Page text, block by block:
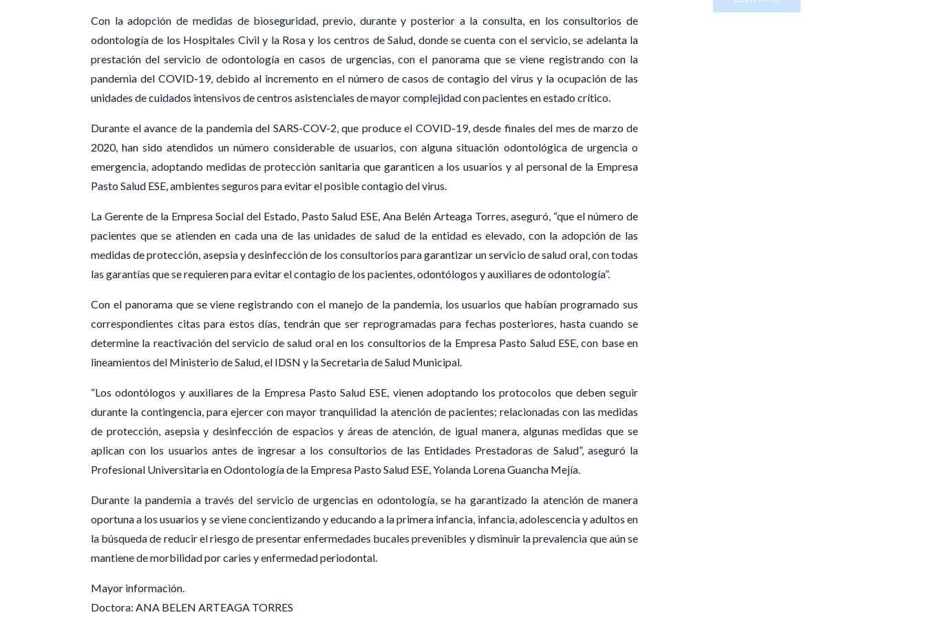
Con la adopción de medidas de bioseguridad, previo, durante y posterior a la consulta, en los consultorios de
odontología de los Hospitales Civil y la Rosa y los centros de Salud, donde se cuenta con el servicio, se adelanta la
prestación del servicio de odontología en casos de urgencias, con el panorama que se viene registrando con la
pandemia del COVID-19, debido al incremento en el número de casos de contagio del virus y la ocupación de las
unidades de cuidados intensivos de centros asistenciales de mayor complejidad con pacientes en estado crítico.
Durante el avance de la pandemia del SARS-COV-2, que produce el COVID-19, desde finales del mes de marzo de
2020, han sido atendidos un número considerable de usuarios, con alguna situación odontológica de urgencia o
emergencia, adoptando medidas de protección sanitaria que garanticen a los usuarios y al personal de la Empresa
Pasto Salud ESE, ambientes seguros para evitar el posible contagio del virus.
La Gerente de la Empresa Social del Estado, Pasto Salud ESE, Ana Belén Arteaga Torres, aseguró, “que el número de
pacientes que se atienden en cada una de las unidades de salud de la entidad es elevado, con la adopción de las
medidas de protección, asepsia y desinfección de los consultorios para garantizar un servicio de salud oral, con todas
las garantías que se requieren para evitar el contagio de los pacientes, odontólogos y auxiliares de odontología”.
Con el panorama que se viene registrando con el manejo de la pandemia, los usuarios que habían programado sus
correspondientes citas para estos días, tendrán que ser reprogramadas para fechas posteriores, hasta cuando se
determine la reactivación del servicio de salud oral en los consultorios de la Empresa Pasto Salud ESE, con base en
lineamientos del Ministerio de Salud, el IDSN y la Secretaria de Salud Municipal.
“Los odontólogos y auxiliares de la Empresa Pasto Salud ESE, vienen adoptando los protocolos que deben seguir
durante la contingencia, para ejercer con mayor tranquilidad la atención de pacientes; relacionadas con las medidas
de protección, asepsia y desinfección de espacios y áreas de atención, de igual manera, algunas medidas que se
aplican con los usuarios antes de ingresar a los consultorios de las Entidades Prestadoras de Salud”, aseguró la
Profesional Universitaria en Odontología de la Empresa Pasto Salud ESE, Yolanda Lorena Guancha Mejía.
Durante la pandemia a través del servicio de urgencias en odontología, se ha garantizado la atención de manera
oportuna a los usuarios y se viene concientizando y educando a la primera infancia, infancia, adolescencia y adultos en
la búsqueda de reducir el riesgo de presentar enfermedades bucales prevenibles y disminuir la prevalencia que aún se
mantiene de morbilidad por caries y enfermedad periodontal.
Mayor información.
Doctora: ANA BELEN ARTEAGA TORRES